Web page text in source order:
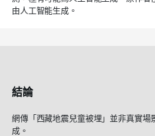
由人工智能生成。
結論
網傳「西藏地震兒童被埋」並非真實場
成。